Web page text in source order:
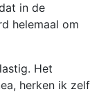
in de
helemaal om
Het
herken ik zelf